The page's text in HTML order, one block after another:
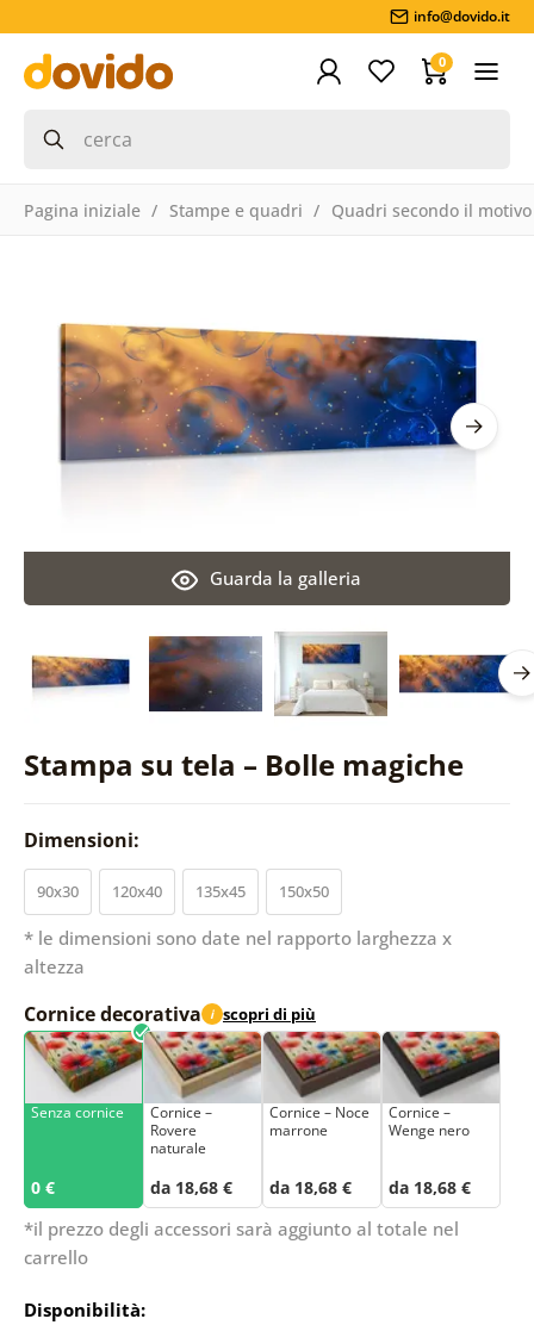
info@dovido.it
0
Pagina iniziale Stampe e quadri Quadri secondo il motivo
Stampa su tela – Bolle magiche
Guarda la galleria
Dimensioni:
90x30 120x40 135x45 150x50
* le dimensioni sono date nel rapporto larghezza x
altezza
Cornice decorativa i scopri di più
Senza cornice
0 €
Cornice –
Rovere
naturale
da 18,68 €
Cornice – Noce
marrone
da 18,68 €
Cornice –
Wenge nero
da 18,68 €
*il prezzo degli accessori sarà aggiunto al totale nel
carrello
Disponibilità: